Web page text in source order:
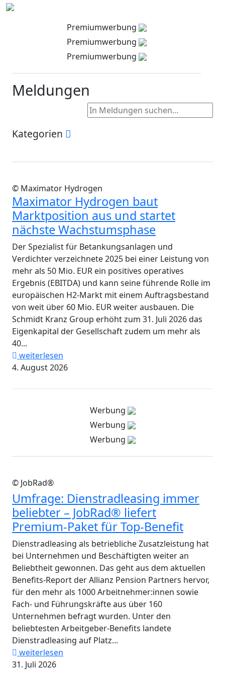
Premiumwerbung
Premiumwerbung
Premiumwerbung
Meldungen
Kategorien
© Maximator Hydrogen
Maximator Hydrogen baut
Marktposition aus und startet
nächste Wachstumsphase
Der Spezialist für Betankungsanlagen und
Verdichter verzeichnete 2025 bei einer Leistung von
mehr als 50 Mio. EUR ein positives operatives
Ergebnis (EBITDA) und kann seine führende Rolle im
europäischen H2-Markt mit einem Auftragsbestand
von weit über 60 Mio. EUR weiter ausbauen. Die
Schmidt Kranz Group erhöht zum 31. Juli 2026 das
Eigenkapital der Gesellschaft zudem um mehr als
40...
weiterlesen
4. August 2026
Werbung
Werbung
Werbung
© JobRad®
Umfrage: Dienstradleasing immer
beliebter – JobRad® liefert
Premium-Paket für Top-Benefit
Dienstradleasing als betriebliche Zusatzleistung hat
bei Unternehmen und Beschäftigten weiter an
Beliebtheit gewonnen. Das geht aus dem aktuellen
Benefits-Report der Allianz Pension Partners hervor,
für den mehr als 1000 Arbeitnehmer:innen sowie
Fach- und Führungskräfte aus über 160
Unternehmen befragt wurden. Unter den
beliebtesten Arbeitgeber-Benefits landete
Dienstradleasing auf Platz...
weiterlesen
31. Juli 2026